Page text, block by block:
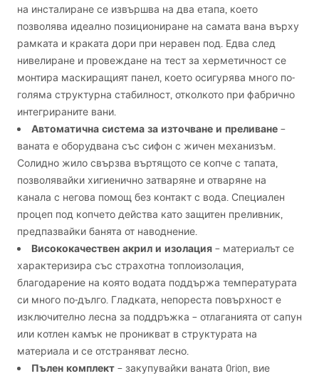
на инсталиране се извършва на два етапа, което
позволява идеално позициониране на самата вана върху
рамката и краката дори при неравен под. Едва след
нивелиране и провеждане на тест за херметичност се
монтира маскиращият панел, което осигурява много по-
голяма структурна стабилност, отколкото при фабрично
интегрираните вани.
Автоматична система за източване и преливане –
ваната е оборудвана със сифон с жичен механизъм.
Солидно жило свързва въртящото се копче с тапата,
позволявайки хигиенично затваряне и отваряне на
канала с негова помощ без контакт с вода. Специален
процеп под копчето действа като защитен преливник,
предпазвайки банята от наводнение.
Висококачествен акрил и изолация – материалът се
характеризира със страхотна топлоизолация,
благодарение на която водата поддържа температурата
си много по-дълго. Гладката, непореста повърхност е
изключително лесна за поддръжка – отлаганията от сапун
или котлен камък не проникват в структурата на
материала и се отстраняват лесно.
Пълен комплект – закупувайки ваната Orion, вие